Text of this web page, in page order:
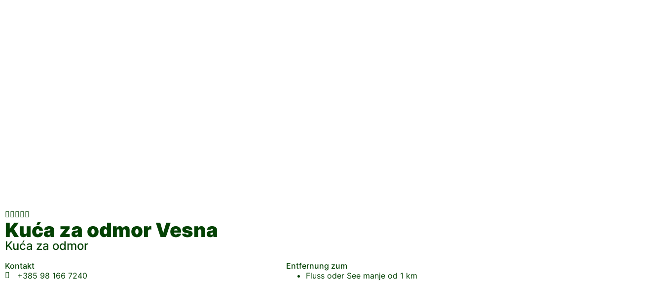

Kuća za odmor Vesna
Kuća za odmor
Kontakt
+385 98 166 7240
Entfernung zum
Fluss oder See manje od 1 km